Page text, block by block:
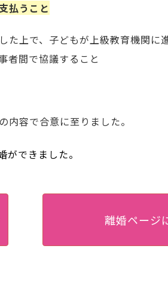
払うこと
た上で、子どもが上級教育機関に
者間で協議すること
内容で合意に至りました。
できました。
離婚ページ